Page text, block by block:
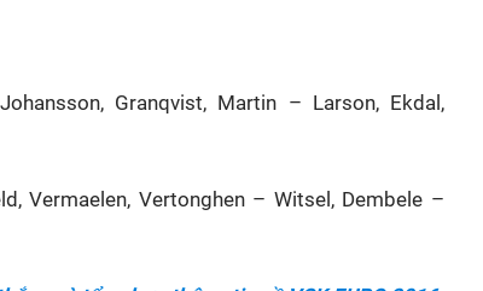
Granqvist, Martin – Larson, Ekdal,
Vermaelen, Vertonghen – Witsel, Dembele –